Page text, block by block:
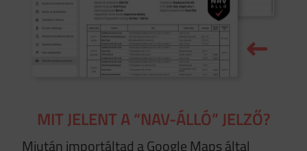
MIT JELENT A “NAV-ÁLLÓ” JELZŐ?
Miután importáltad a Google Maps által